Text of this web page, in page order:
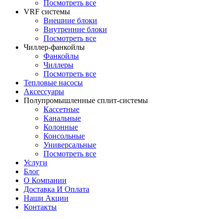
Посмотреть все
VRF системы
Внешние блоки
Внутренние блоки
Посмотреть все
Чиллер-фанкойлы
Фанкойлы
Чиллеры
Посмотреть все
Тепловые насосы
Аксессуары
Полупромышленные сплит-системы
Кассетные
Канальные
Колонные
Консольные
Универсальные
Посмотреть все
Услуги
Блог
О Компании
Доставка И Оплата
Наши Акции
Контакты